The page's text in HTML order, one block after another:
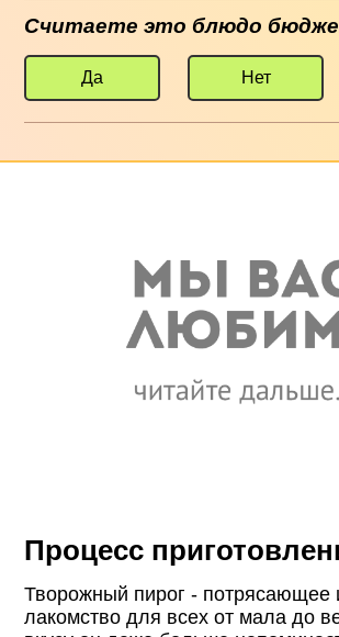
Считаете это блюдо
Да Нет
Процесс
Творожный пирог - потрясающее
лакомство для всех от мала до